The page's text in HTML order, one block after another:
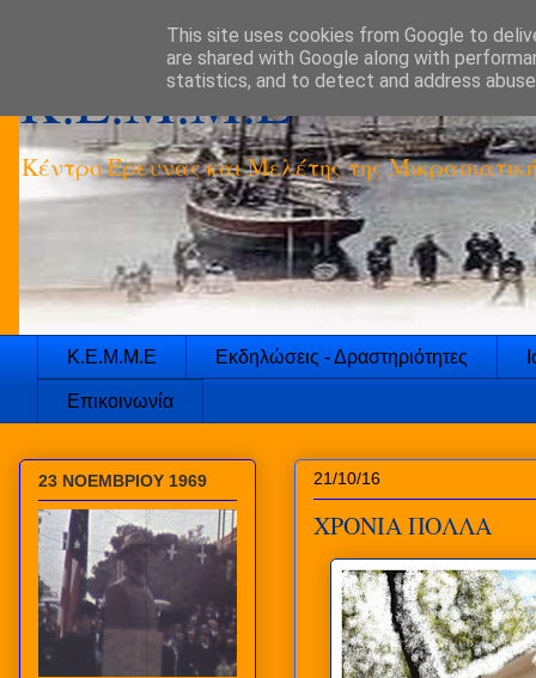
K.E.M.M.E
Κέντρο Έρευνας και Μελέτης της
Κ.Ε.Μ.Μ.Ε Εκδηλώσεις - Δραστηριότητες
Επικοινωνία
21/10/16
ΧΡΟΝΙΑ ΠΟΛΛΑ
23 ΝΟΕΜΒΡΙΟΥ 1969
This site uses cookies from Google to
are shared with Google along with
statistics, and to detect and address